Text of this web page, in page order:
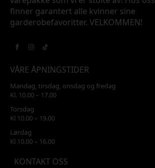
finner garantert alle kvinner sine
garderobefavoritter. VELKOMMEN!
VÅRE ÅPNINGSTIDER
Mandag, tirsdag, onsdag og fredag
Kl. 10.00 – 17.00
Torsdag
Kl 10.00 – 19.00
Lørdag
Kl 10.00 – 16.00
KONTAKT OSS